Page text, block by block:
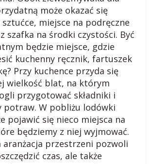
może okazać się
miejsce na podręczne
szafka na środki czystości. Być
będzie miejsce, gdzie
kuchenny ręcznik, fartuszek
Przy kuchence przyda się
wielkość blat, na którym
przygotować składniki i
potraw. W pobliżu lodówki
pojawić się nieco miejsca na
będziemy z niej wyjmować.
aranżacja przestrzeni pozwoli
czas, ale także